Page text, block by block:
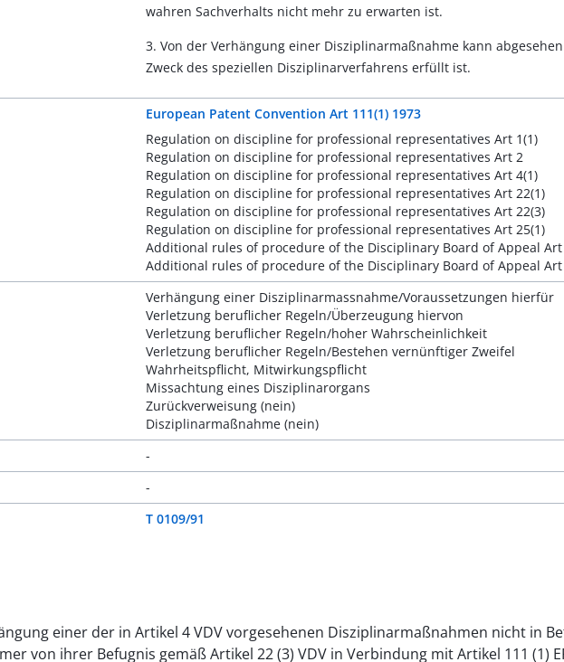
wahren Sachverhalts nicht mehr zu erwarten ist.
3. Von der Verhängung einer Disziplinarmaßnahme kann
Zweck des speziellen Disziplinarverfahrens erfüllt ist.
European Patent Convention Art 111(1) 1973
Regulation on discipline for professional representatives Art 1(1)
Regulation on discipline for professional representatives Art 2
Regulation on discipline for professional representatives Art 4(1)
Regulation on discipline for professional representatives Art 22(1)
Regulation on discipline for professional representatives Art 22(3)
Regulation on discipline for professional representatives Art 25(1)
Additional rules of procedure of the Disciplinary Board of Appeal Art
Additional rules of procedure of the Disciplinary Board of Appeal Art
Verhängung einer Disziplinarmassnahme/Voraussetzungen hierfür
Verletzung beruflicher Regeln/Überzeugung hiervon
Verletzung beruflicher Regeln/hoher Wahrscheinlichkeit
Verletzung beruflicher Regeln/Bestehen vernünftiger Zweifel
Wahrheitspflicht, Mitwirkungspflicht
Missachtung eines Disziplinarorgans
Zurückverweisung (nein)
Disziplinarmaßnahme (nein)
-
-
T 0109/91
einer der in Artikel 4 VDV vorgesehenen Disziplinarmaßnahmen nicht in
von ihrer Befugnis gemäß Artikel 22 (3) VDV in Verbindung mit Artikel 111 (1)